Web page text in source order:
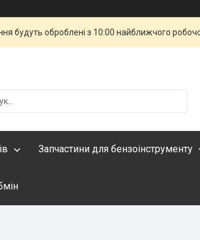
будуть оброблені з 10:00 найближчого
Запчастини для бензоінструменту